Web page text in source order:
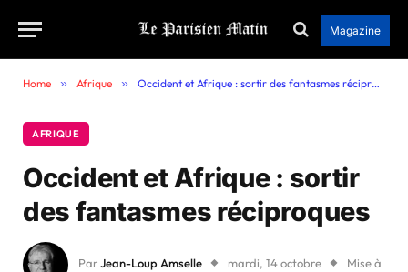
Magazine
Home » Afrique » Occident et Afrique : sortir des fantasmes réciproques
AFRIQUE
Occident et Afrique : sortir
des fantasmes réciproques
ParJean-Loup Amselle mardi, 14 octobre Mise à